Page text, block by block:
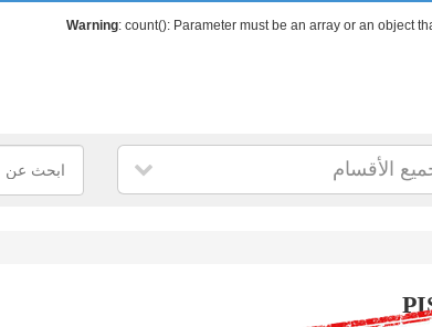
Warning: count(): Parameter must be an array or an object
الأقسام